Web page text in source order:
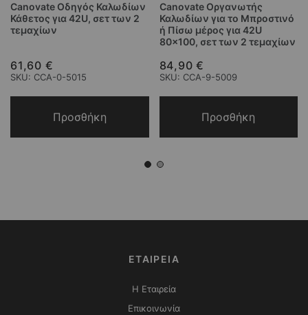
Canovate Οδηγός Καλωδίων
Κάθετος για 42U, σετ των 2
τεμαχίων
61,60 €
SKU: CCA-0-5015
Προσθήκη
Canovate Οργανωτής
Καλωδίων για το Μπροστινό
ή Πίσω μέρος για 42U
80x100, σετ των 2 τεμαχίων
84,90 €
SKU: CCA-9-5009
Προσθήκη
ΕΤΑΙΡΕΙΑ
Η Εταιρεία
Επικοινωνία